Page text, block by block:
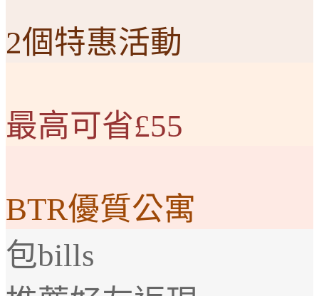
2個特惠活動
最高可省£55
BTR優質公寓
包bills